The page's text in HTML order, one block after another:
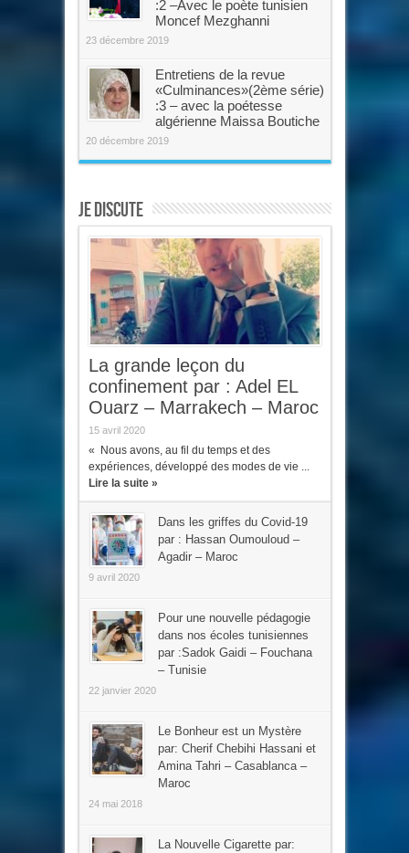
:2 –Avec le poète tunisien
Moncef Mezghanni
23 décembre 2019
Entretiens de la revue
«Culminances»(2ème série)
:3 – avec la poétesse
algérienne Maissa Boutiche
20 décembre 2019
Je discute
La grande leçon du
confinement par : Adel EL
Ouarz – Marrakech – Maroc
15 avril 2020
« Nous avons, au fil du temps et des
expériences, développé des modes de vie ...
Lire la suite »
Dans les griffes du Covid-19
par : Hassan Oumouloud –
Agadir – Maroc
9 avril 2020
Pour une nouvelle pédagogie
dans nos écoles tunisiennes
par :Sadok Gaidi – Fouchana
– Tunisie
22 janvier 2020
Le Bonheur est un Mystère
par: Cherif Chebihi Hassani et
Amina Tahri – Casablanca –
Maroc
24 mai 2018
La Nouvelle Cigarette par: